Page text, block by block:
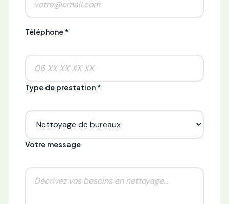
Téléphone *
Type de prestation *
Votre message